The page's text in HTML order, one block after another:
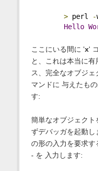
> perl -
Hello
ここにいる間に 'x'
と、これは本当に
ス、完全なオブジ
マンドに 与えたも
す:
簡単なオブジェクト
ずデバッガを起動
の形の入力を要求す
- を 入力します: